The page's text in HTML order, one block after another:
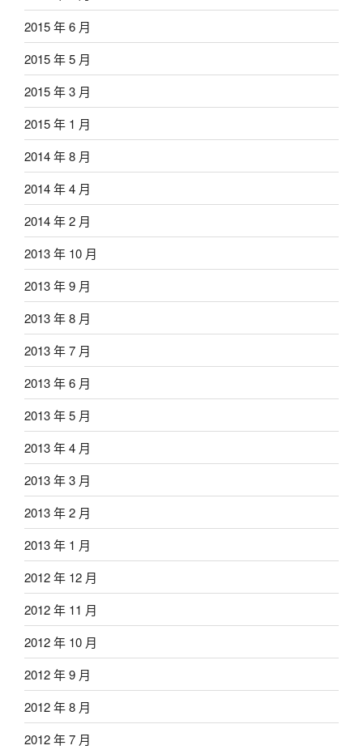
2015 年 6 月
2015 年 5 月
2015 年 3 月
2015 年 1 月
2014 年 8 月
2014 年 4 月
2014 年 2 月
2013 年 10 月
2013 年 9 月
2013 年 8 月
2013 年 7 月
2013 年 6 月
2013 年 5 月
2013 年 4 月
2013 年 3 月
2013 年 2 月
2013 年 1 月
2012 年 12 月
2012 年 11 月
2012 年 10 月
2012 年 9 月
2012 年 8 月
2012 年 7 月